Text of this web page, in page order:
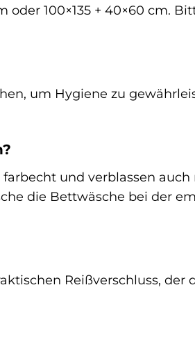
100×135 + 40×60 cm.
um Hygiene zu
und verblassen auch
die Bettwäsche bei der
Reißverschluss, der